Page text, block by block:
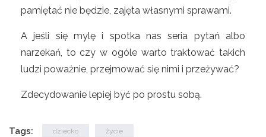
pamiętać nie będzie, zajęta własnymi sprawami.
A jeśli się mylę i spotka nas seria pytań albo
narzekań, to czy w ogóle warto traktować takich
ludzi poważnie, przejmować się nimi i przeżywać?
Zdecydowanie lepiej być po prostu sobą.
Tags: dziecko życie